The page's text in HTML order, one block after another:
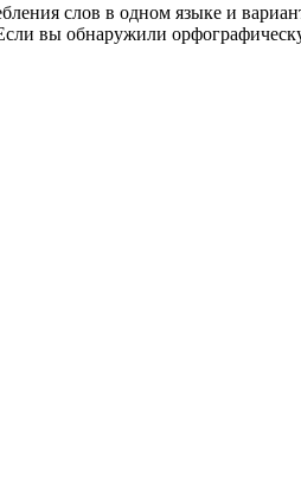
слов в одном языке и
вы обнаружили